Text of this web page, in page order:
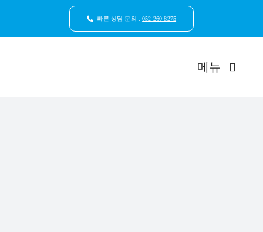
빠른 상담 문의 :052-260-8275
메뉴